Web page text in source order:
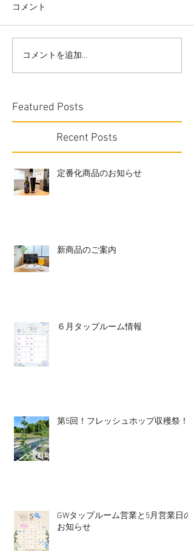
コメント
コメントを追加…
Featured Posts
Recent Posts
定番化商品のお知らせ
新商品のご案内
６月タップルーム情報
第5回！フレッシュホップ収穫祭！
GWタップルーム営業と5月営業日の
お知らせ